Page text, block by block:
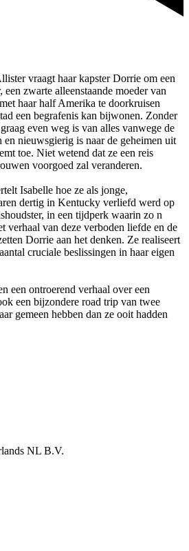
vraagt haar kapster Dorrie om een
een zwarte alleenstaande moeder van
haar half Amerika te doorkruisen
een begrafenis kan bijwonen. Zonder
even weg is van alles vanwege de
en nieuwsgierig is naar de geheimen uit
toe. Niet wetend dat ze een reis
voorgoed zal veranderen.
Isabelle hoe ze als jonge,
dertig in Kentucky verliefd werd op
in een tijdperk waarin zo n
verhaal van deze verboden liefde en de
Dorrie aan het denken. Ze realiseert
cruciale beslissingen in haar eigen
een ontroerend verhaal over een
een bijzondere road trip van twee
gemeen hebben dan ze ooit hadden
NL B.V.